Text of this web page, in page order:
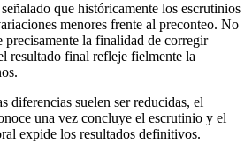
que históricamente los escrutinios
menores frente al preconteo. No
precisamente la finalidad de corregir
resultado final refleje fielmente la
diferencias suelen ser reducidas, el
una vez concluye el escrutinio y el
expide los resultados definitivos.